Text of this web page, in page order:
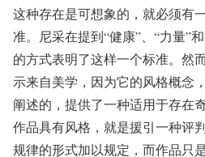
这种存在是可想象的，就必须有
准。尼采在提到“健康”、“力量”
的方式表明了这样一个标准。然
示来自美学，因为它的风格概念
阐述的，提供了一种适用于存在
作品具有风格，就是援引一种评
规律的形式加以规定，而作品只